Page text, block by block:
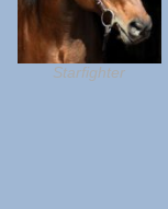
Starfighter